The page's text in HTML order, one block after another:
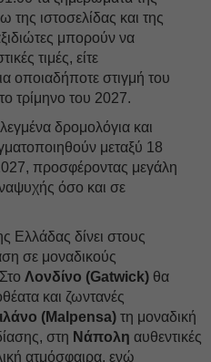
ιστοσελίδας και της
μπορούν να
τιμές, είτε
οποιαδήποτε στιγμή του
τρίμηνο του 2027.
δρομολόγια και
μεταξύ 18
προσφέροντας μεγάλη
όσο και σε
Ελλάδας δίνει στους
σε μοναδικούς
Λονδίνο (Gatwick) θα
και ζωντανές
(Malpensa) τη μοναδική
στη Νάπολη αυθεντικές
ατμόσφαιρα, ενώ